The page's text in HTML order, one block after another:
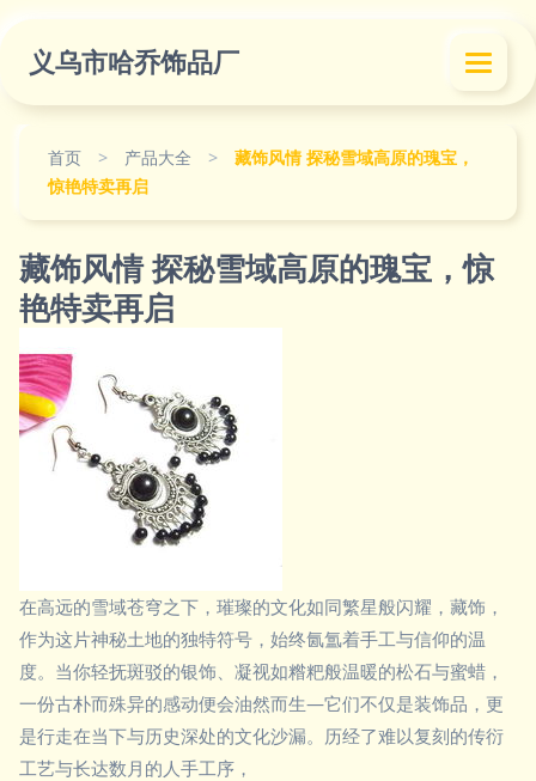
义乌市哈乔饰品厂
首页 > 产品大全 >
藏饰风情 探秘雪域高原的瑰宝，
惊艳特卖再启
藏饰风情 探秘雪域高原的瑰宝，惊
艳特卖再启
在高远的雪域苍穹之下，璀璨的文化如同繁星般闪耀，藏饰，
作为这片神秘土地的独特符号，始终氤氲着手工与信仰的温
度。当你轻抚斑驳的银饰、凝视如糌粑般温暖的松石与蜜蜡，
一份古朴而殊异的感动便会油然而生—它们不仅是装饰品，更
是行走在当下与历史深处的文化沙漏。历经了难以复刻的传衍
工艺与长达数月的人手工序，